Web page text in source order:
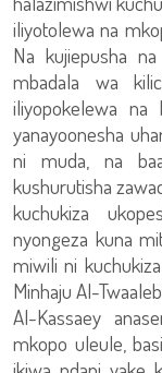
iliyotolewa na
Na kujiepusha
mbadala wa
iliyopokelewa na
yanayoonesha
ni muda, na
kushurutisha
kuchukiza
nyongeza kuna
miwili ni
Minhaju Al-
Al-Kassaey
mkopo uleule,